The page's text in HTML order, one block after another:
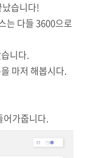
났습니다!
는 다들 3600으로
니다.
마저 해봅시다.
가줍니다.